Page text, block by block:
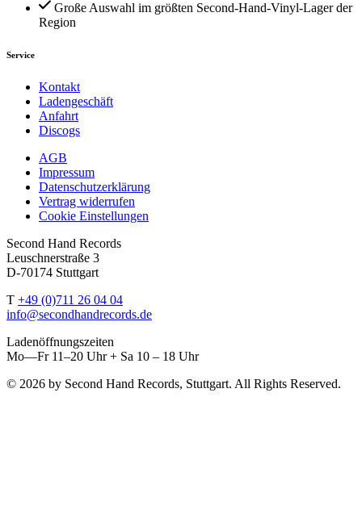
Große Auswahl im größten Second-Hand-Vinyl-Lager der
Region
Service
Kontakt
Ladengeschäft
Anfahrt
Discogs
AGB
Impressum
Datenschutzerklärung
Vertrag widerrufen
Cookie Einstellungen
Second Hand Records
Leuschnerstraße 3
D-70174 Stuttgart
T +49 (0)711 26 04 04
info@secondhandrecords.de
Ladenöffnungszeiten
Mo—Fr 11–20 Uhr + Sa 10 – 18 Uhr
© 2026 by Second Hand Records, Stuttgart. All Rights Reserved.